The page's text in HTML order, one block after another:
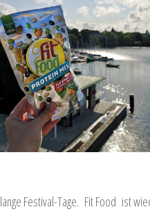
Festival-Tage. Fit Food ist